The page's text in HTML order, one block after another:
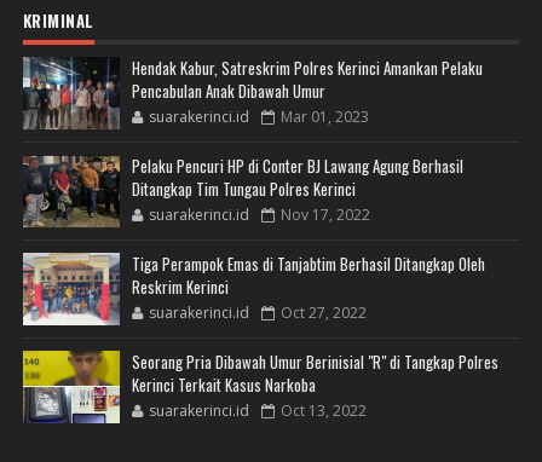
KRIMINAL
Hendak Kabur, Satreskrim Polres Kerinci Amankan Pelaku
Pencabulan Anak Dibawah Umur
suarakerinci.id Mar 01, 2023
Pelaku Pencuri HP di Conter BJ Lawang Agung Berhasil
Ditangkap Tim Tungau Polres Kerinci
suarakerinci.id Nov 17, 2022
Tiga Perampok Emas di Tanjabtim Berhasil Ditangkap Oleh
Reskrim Kerinci
suarakerinci.id Oct 27, 2022
Seorang Pria Dibawah Umur Berinisial "R" di Tangkap Polres
Kerinci Terkait Kasus Narkoba
suarakerinci.id Oct 13, 2022